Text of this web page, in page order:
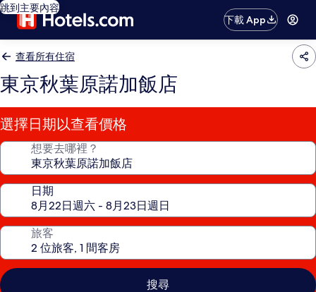
跳到主要內容
下載 App
查看所有住宿
東京秋葉原諾加飯店
選擇日期以查看價格
想要去哪裡？
日期
旅客
搜尋